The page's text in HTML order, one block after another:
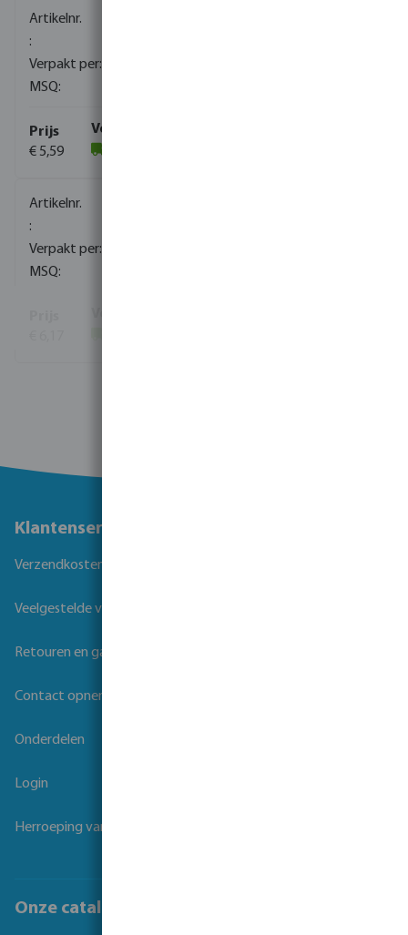
€ 5,59
Klantenservice
Verzendkosten
Veelgestelde vragen
Retouren en garantie
Contact opnemen
Onderdelen
Login
Herroeping van overeenkomst
Onze catalogi